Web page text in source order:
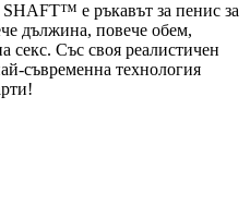
е ръкавът за пенис за
дължина, повече обем,
секс. Със своя реалистичен
съвременна технология